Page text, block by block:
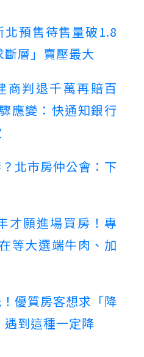
預售待售量破1.8
層」賣壓最大
商判退千萬再賠百
應變：快通知銀行
北市房仲公會：下
才願進場買房！專
等大選端牛肉、加
優質房客想求「降
到這種一定降